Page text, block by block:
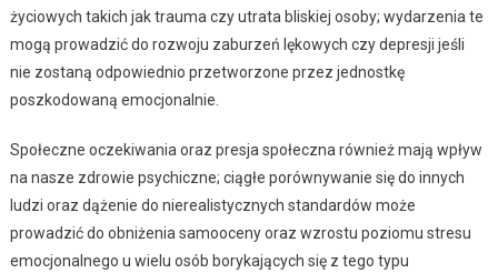
życiowych takich jak trauma czy utrata bliskiej osoby; wydarzenia te
mogą prowadzić do rozwoju zaburzeń lękowych czy depresji jeśli
nie zostaną odpowiednio przetworzone przez jednostkę
poszkodowaną emocjonalnie.
Społeczne oczekiwania oraz presja społeczna również mają wpływ
na nasze zdrowie psychiczne; ciągłe porównywanie się do innych
ludzi oraz dążenie do nierealistycznych standardów może
prowadzić do obniżenia samooceny oraz wzrostu poziomu stresu
emocjonalnego u wielu osób borykających się z tego typu